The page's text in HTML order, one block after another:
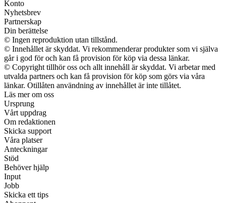
Konto
Nyhetsbrev
Partnerskap
Din berättelse
© Ingen reproduktion utan tillstånd.
© Innehållet är skyddat. Vi rekommenderar produkter som vi själva
går i god för och kan få provision för köp via dessa länkar.
© Copyright tillhör oss och allt innehåll är skyddat. Vi arbetar med
utvalda partners och kan få provision för köp som görs via våra
länkar. Otillåten användning av innehållet är inte tillåtet.
Läs mer om oss
Ursprung
Vårt uppdrag
Om redaktionen
Skicka support
Våra platser
Anteckningar
Stöd
Behöver hjälp
Input
Jobb
Skicka ett tips